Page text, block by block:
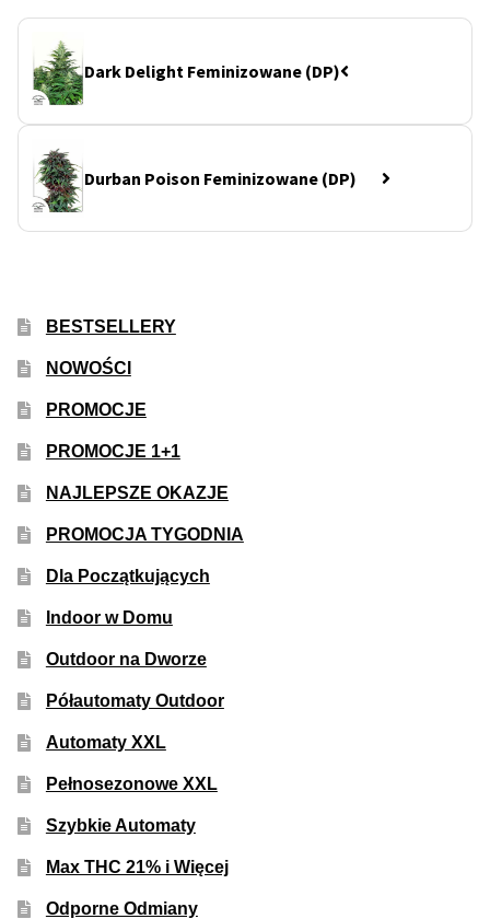
Dark Delight Feminizowane (DP)
Durban Poison Feminizowane (DP)
BESTSELLERY
NOWOŚCI
PROMOCJE
PROMOCJE 1+1
NAJLEPSZE OKAZJE
PROMOCJA TYGODNIA
Dla Początkujących
Indoor w Domu
Outdoor na Dworze
Półautomaty Outdoor
Automaty XXL
Pełnosezonowe XXL
Szybkie Automaty
Max THC 21% i Więcej
Odporne Odmiany